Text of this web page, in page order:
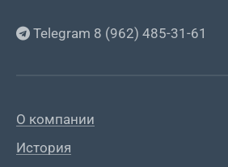
Telegram 8 (962) 485-31-61
О компании
История